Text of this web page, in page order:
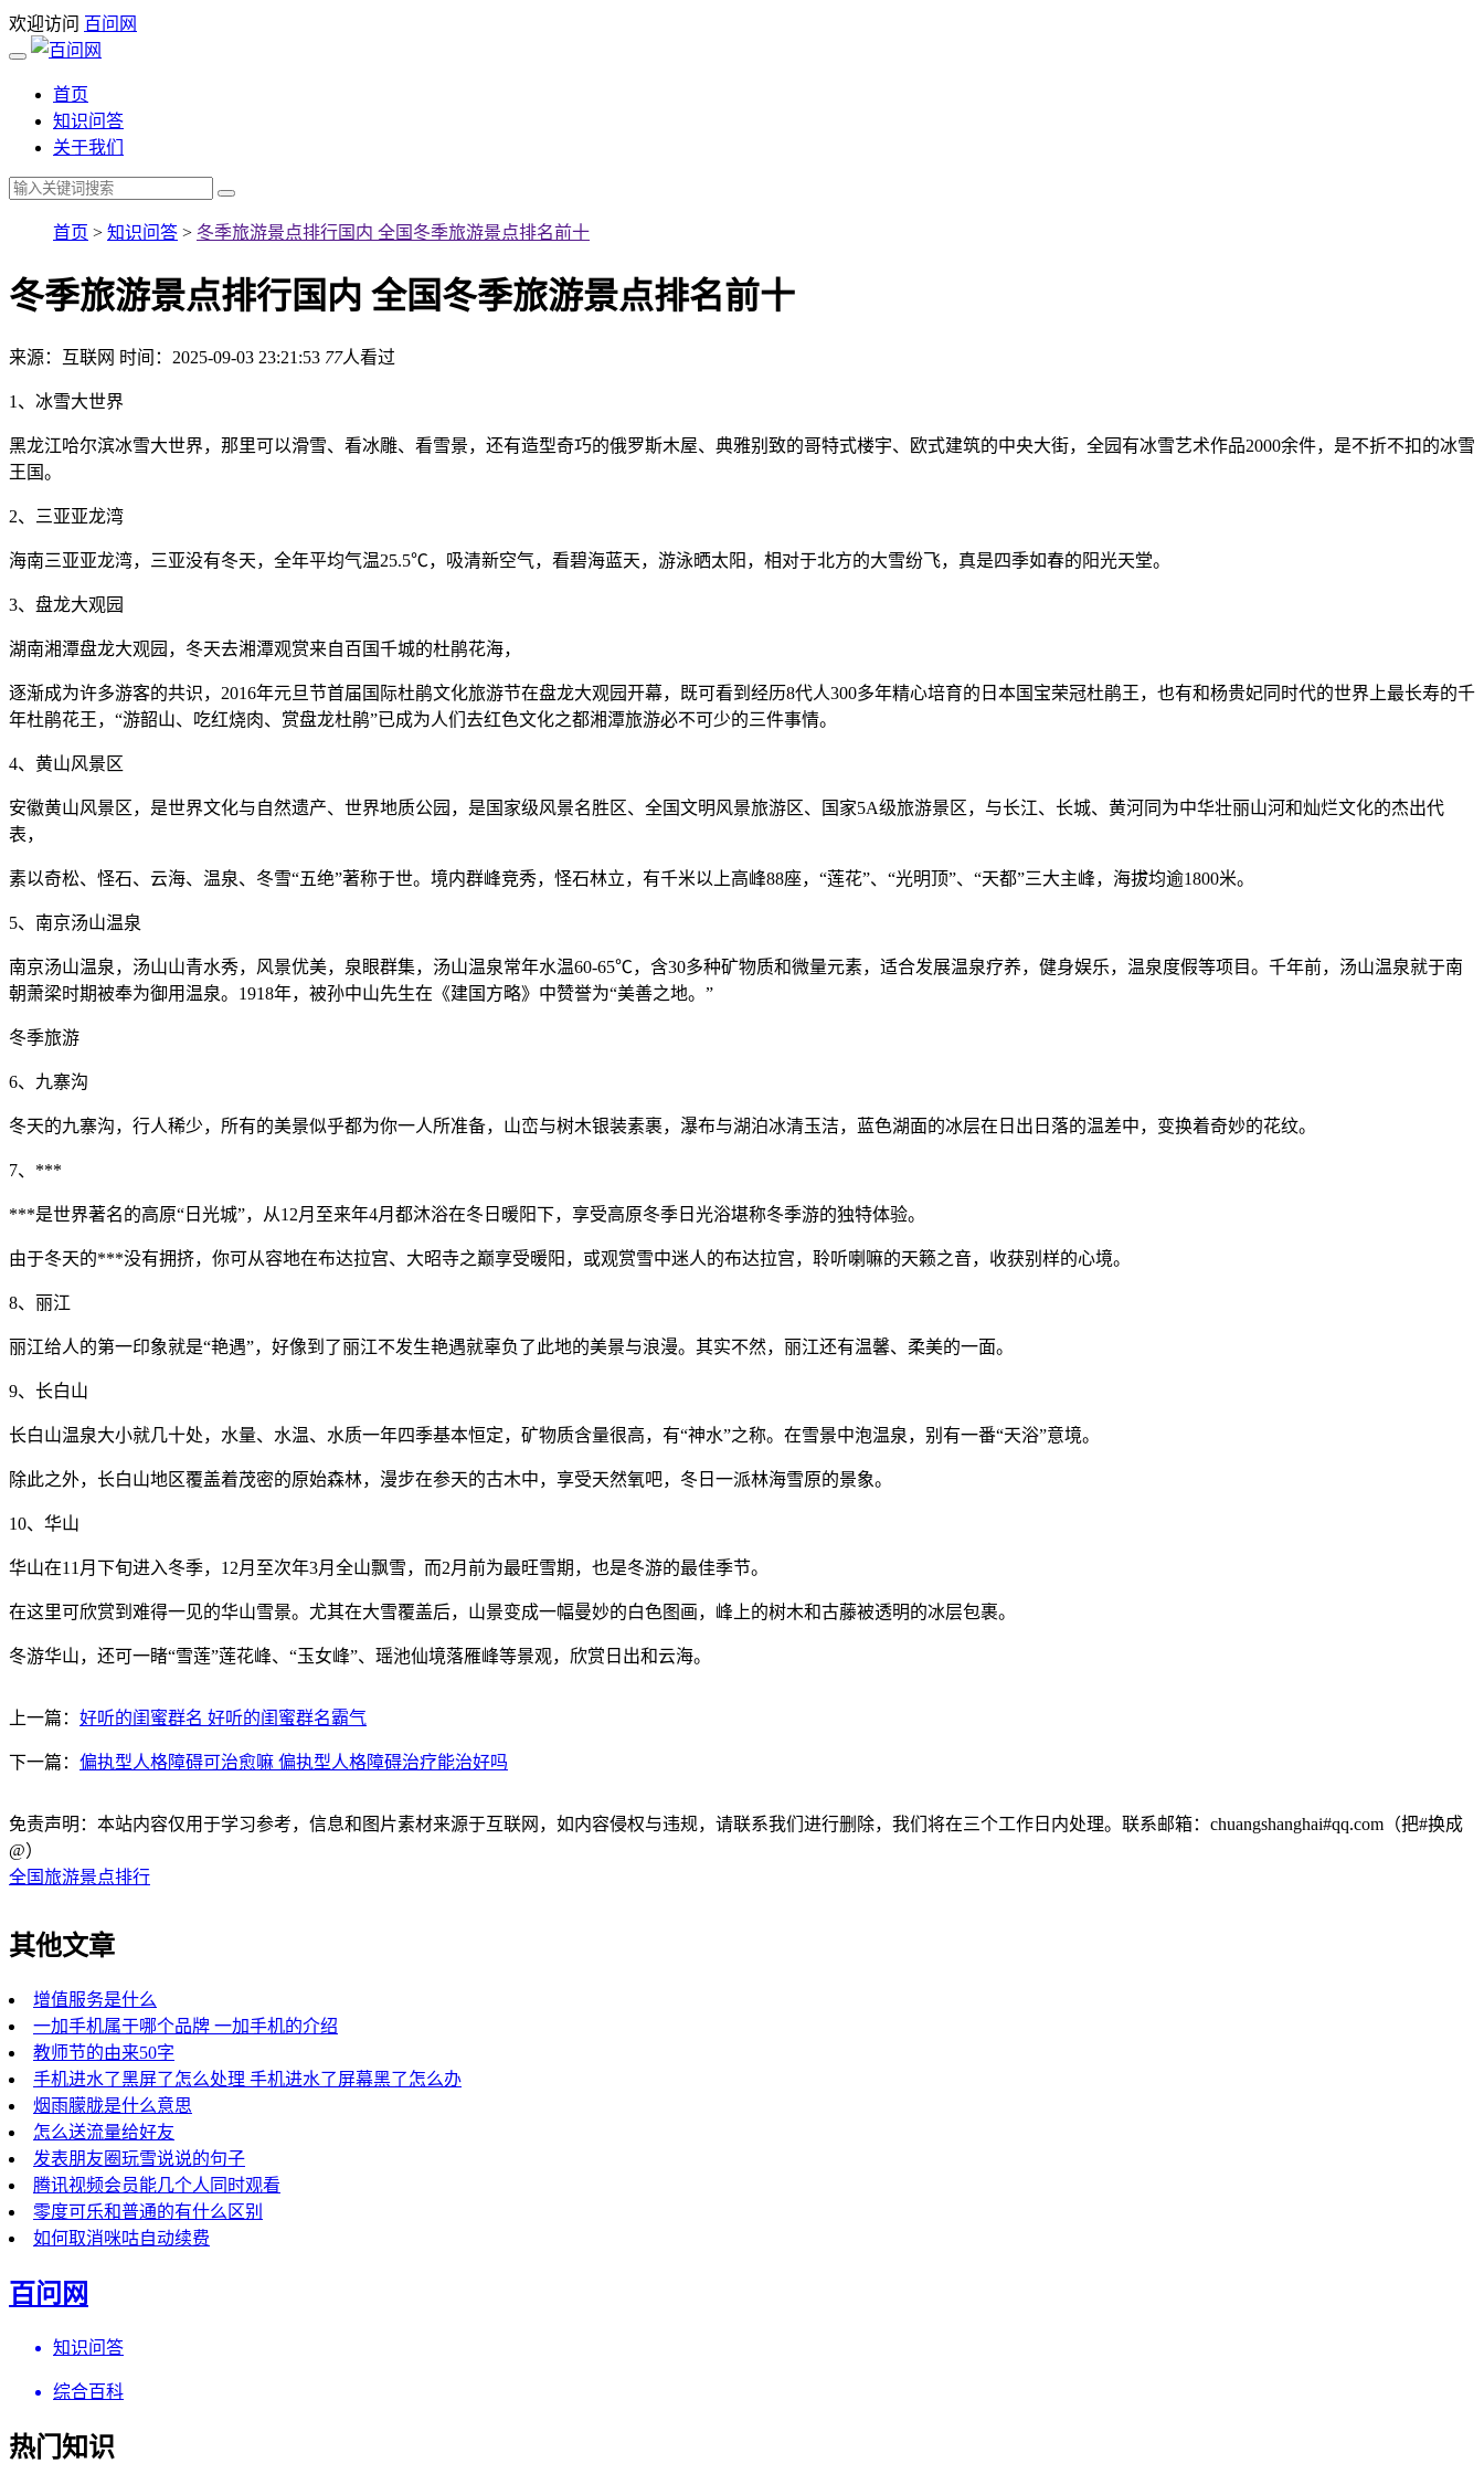
欢迎访问 百问网
首页
知识问答
关于我们
首页 > 知识问答 > 冬季旅游景点排行国内 全国冬季旅游景点排名前十
冬季旅游景点排行国内 全国冬季旅游景点排名前十
来源：互联网 时间：2025-09-03 23:21:53 77人看过
1、冰雪大世界
黑龙江哈尔滨冰雪大世界，那里可以滑雪、看冰雕、看雪景，还有造型奇巧的俄罗斯木屋、典雅别致的哥特式楼宇、欧式建筑的中央大街，全园有冰雪艺术作品2000余件，是不折不扣的冰雪
王国。
2、三亚亚龙湾
海南三亚亚龙湾，三亚没有冬天，全年平均气温25.5℃，吸清新空气，看碧海蓝天，游泳晒太阳，相对于北方的大雪纷飞，真是四季如春的阳光天堂。
3、盘龙大观园
湖南湘潭盘龙大观园，冬天去湘潭观赏来自百国千城的杜鹃花海，
逐渐成为许多游客的共识，2016年元旦节首届国际杜鹃文化旅游节在盘龙大观园开幕，既可看到经历8代人300多年精心培育的日本国宝荣冠杜鹃王，也有和杨贵妃同时代的世界上最长寿的千
年杜鹃花王，“游韶山、吃红烧肉、赏盘龙杜鹃”已成为人们去红色文化之都湘潭旅游必不可少的三件事情。
4、黄山风景区
安徽黄山风景区，是世界文化与自然遗产、世界地质公园，是国家级风景名胜区、全国文明风景旅游区、国家5A级旅游景区，与长江、长城、黄河同为中华壮丽山河和灿烂文化的杰出代
表，
素以奇松、怪石、云海、温泉、冬雪“五绝”著称于世。境内群峰竞秀，怪石林立，有千米以上高峰88座，“莲花”、“光明顶”、“天都”三大主峰，海拔均逾1800米。
5、南京汤山温泉
南京汤山温泉，汤山山青水秀，风景优美，泉眼群集，汤山温泉常年水温60-65℃，含30多种矿物质和微量元素，适合发展温泉疗养，健身娱乐，温泉度假等项目。千年前，汤山温泉就于南
朝萧梁时期被奉为御用温泉。1918年，被孙中山先生在《建国方略》中赞誉为“美善之地。”
冬季旅游
6、九寨沟
冬天的九寨沟，行人稀少，所有的美景似乎都为你一人所准备，山峦与树木银装素裹，瀑布与湖泊冰清玉洁，蓝色湖面的冰层在日出日落的温差中，变换着奇妙的花纹。
7、***
***是世界著名的高原“日光城”，从12月至来年4月都沐浴在冬日暖阳下，享受高原冬季日光浴堪称冬季游的独特体验。
由于冬天的***没有拥挤，你可从容地在布达拉宫、大昭寺之巅享受暖阳，或观赏雪中迷人的布达拉宫，聆听喇嘛的天籁之音，收获别样的心境。
8、丽江
丽江给人的第一印象就是“艳遇”，好像到了丽江不发生艳遇就辜负了此地的美景与浪漫。其实不然，丽江还有温馨、柔美的一面。
9、长白山
长白山温泉大小就几十处，水量、水温、水质一年四季基本恒定，矿物质含量很高，有“神水”之称。在雪景中泡温泉，别有一番“天浴”意境。
除此之外，长白山地区覆盖着茂密的原始森林，漫步在参天的古木中，享受天然氧吧，冬日一派林海雪原的景象。
10、华山
华山在11月下旬进入冬季，12月至次年3月全山飘雪，而2月前为最旺雪期，也是冬游的最佳季节。
在这里可欣赏到难得一见的华山雪景。尤其在大雪覆盖后，山景变成一幅曼妙的白色图画，峰上的树木和古藤被透明的冰层包裹。
冬游华山，还可一睹“雪莲”莲花峰、“玉女峰”、瑶池仙境落雁峰等景观，欣赏日出和云海。
上一篇： 好听的闺蜜群名 好听的闺蜜群名霸气
下一篇： 偏执型人格障碍可治愈嘛 偏执型人格障碍治疗能治好吗
免责声明：本站内容仅用于学习参考，信息和图片素材来源于互联网，如内容侵权与违规，请联系我们进行删除，我们将在三个工作日内处理。联系邮箱：chuangshanghai#qq.com（把#换成
@）
全国旅游景点排行
其他文章
增值服务是什么
一加手机属于哪个品牌 一加手机的介绍
教师节的由来50字
手机进水了黑屏了怎么处理 手机进水了屏幕黑了怎么办
烟雨朦胧是什么意思
怎么送流量给好友
发表朋友圈玩雪说说的句子
腾讯视频会员能几个人同时观看
零度可乐和普通的有什么区别
如何取消咪咕自动续费
百问网
知识问答
综合百科
热门知识